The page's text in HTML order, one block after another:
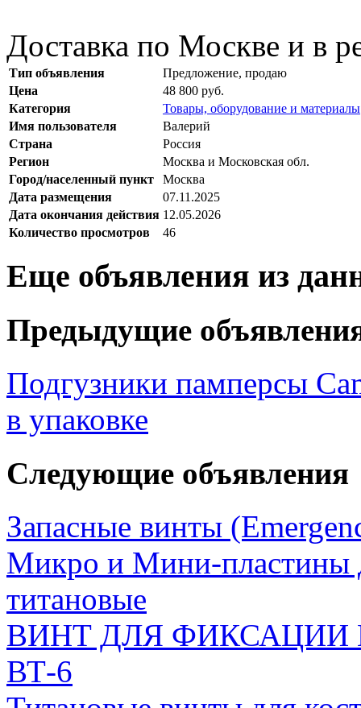
Доставка по Москве и в
Тип объявления
Предложение, продаю
Цена
48 800 руб.
Категория
Товары, оборудование и материалы
Имя пользователя
Валерий
Страна
Россия
Регион
Москва и Московская обл.
Город/населенный пункт
Москва
Дата размещения
07.11.2025
Дата окончания действия 12.05.2026
Количество просмотров
46
Еще объявления из
Предыдущие
Подгузники памперсы
в упаковке
Следующие объявления
Запасные винты
Микро и Мини-пластины
титановые
ВИНТ ДЛЯ ФИКСАЦИИ
ВТ-6